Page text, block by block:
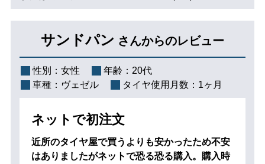
サンドパン さんからのレビュー
性別： 女性 年齢： 20代
車種： ヴェゼル タイヤ使用月数： 1ヶ月
ネットで初注文
近所のタイヤ屋で買うよりも安かったため不安
はありましたがネットで恐る恐る購入。購入時